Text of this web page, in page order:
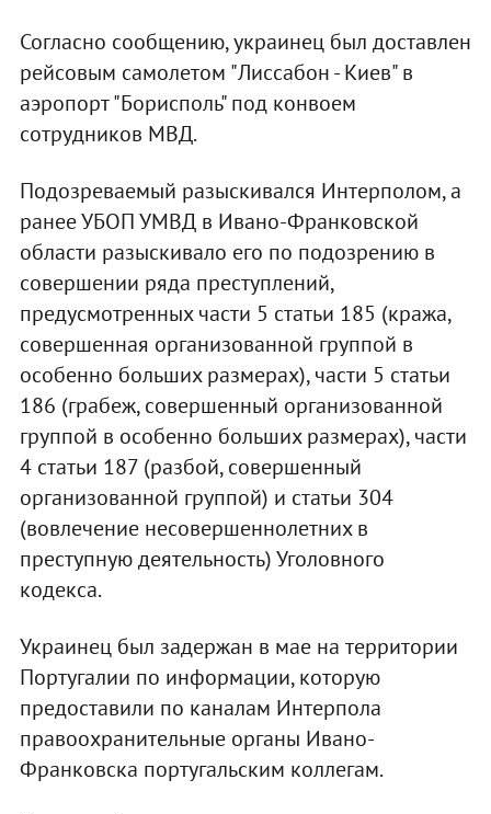
Согласно сообщению, украинец был доставлен
рейсовым самолетом "Лиссабон - Киев" в
аэропорт "Борисполь" под конвоем
сотрудников МВД.
Подозреваемый разыскивался Интерполом, а
ранее УБОП УМВД в Ивано-Франковской
области разыскивало его по подозрению в
совершении ряда преступлений,
предусмотренных части 5 статьи 185 (кража,
совершенная организованной группой в
особенно больших размерах), части 5 статьи
186 (грабеж, совершенный организованной
группой в особенно больших размерах), части
4 статьи 187 (разбой, совершенный
организованной группой) и статьи 304
(вовлечение несовершеннолетних в
преступную деятельность) Уголовного
кодекса.
Украинец был задержан в мае на территории
Португалии по информации, которую
предоставили по каналам Интерпола
правоохранительные органы Ивано-
Франковска португальским коллегам.